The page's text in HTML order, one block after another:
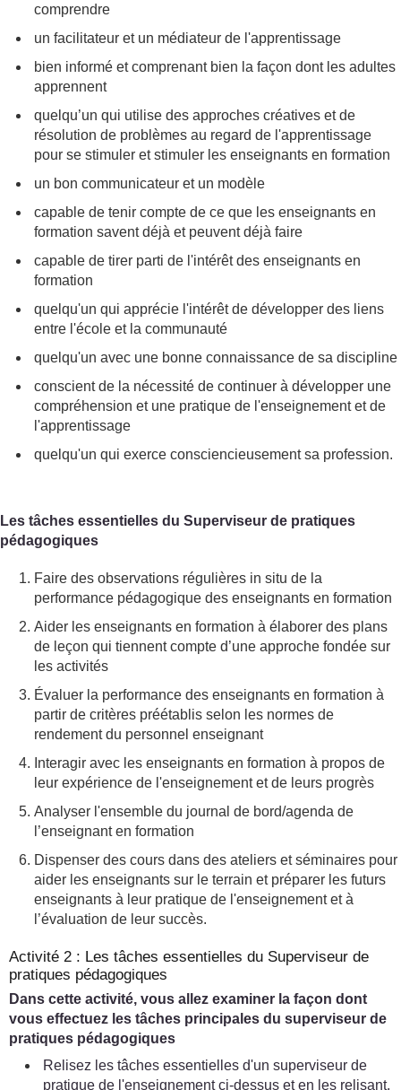
comprendre
un facilitateur et un médiateur de l'apprentissage
bien informé et comprenant bien la façon dont les adultes
apprennent
quelqu’un qui utilise des approches créatives et de
résolution de problèmes au regard de l'apprentissage
pour se stimuler et stimuler les enseignants en formation
un bon communicateur et un modèle
capable de tenir compte de ce que les enseignants en
formation savent déjà et peuvent déjà faire
capable de tirer parti de l'intérêt des enseignants en
formation
quelqu'un qui apprécie l'intérêt de développer des liens
entre l'école et la communauté
quelqu'un avec une bonne connaissance de sa discipline
conscient de la nécessité de continuer à développer une
compréhension et une pratique de l'enseignement et de
l'apprentissage
quelqu'un qui exerce consciencieusement sa profession.
Les tâches essentielles du Superviseur de pratiques
pédagogiques
Faire des observations régulières in situ de la
performance pédagogique des enseignants en formation
Aider les enseignants en formation à élaborer des plans
de leçon qui tiennent compte d’une approche fondée sur
les activités
Évaluer la performance des enseignants en formation à
partir de critères préétablis selon les normes de
rendement du personnel enseignant
Interagir avec les enseignants en formation à propos de
leur expérience de l'enseignement et de leurs progrès
Analyser l'ensemble du journal de bord/agenda de
l’enseignant en formation
Dispenser des cours dans des ateliers et séminaires pour
aider les enseignants sur le terrain et préparer les futurs
enseignants à leur pratique de l'enseignement et à
l’évaluation de leur succès.
Activité 2 : Les tâches essentielles du Superviseur de
pratiques pédagogiques
Dans cette activité, vous allez examiner la façon dont
vous effectuez les tâches principales du superviseur de
pratiques pédagogiques
Relisez les tâches essentielles d'un superviseur de
pratique de l'enseignement ci-dessus et en les relisant,